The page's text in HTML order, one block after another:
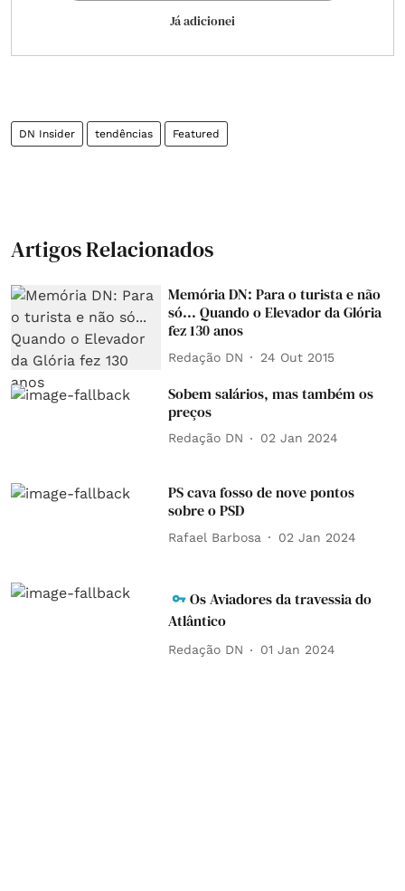
Já adicionei
DN Insider tendências Featured
Artigos Relacionados
Memória DN: Para o turista e não
só... Quando o Elevador da Glória
fez 130 anos
Redação DN 24 Out 2015
Sobem salários, mas também os
preços
Redação DN 02 Jan 2024
PS cava fosso de nove pontos
sobre o PSD
Rafael Barbosa 02 Jan 2024
Os Aviadores da travessia do
Atlântico
Redação DN 01 Jan 2024